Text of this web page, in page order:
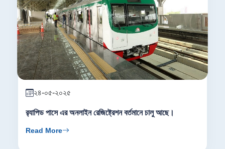
২৪-০৫-২০২৫
র‍্যাপিড পাসে এর অনলাইন রেজিষ্ট্রেশন বর্তমানে চালু আছে।
Read More